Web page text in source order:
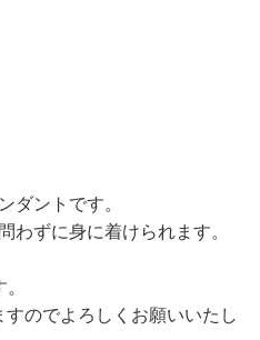
ダントです。
わずに身に着けられます。
のでよろしくお願いいたし